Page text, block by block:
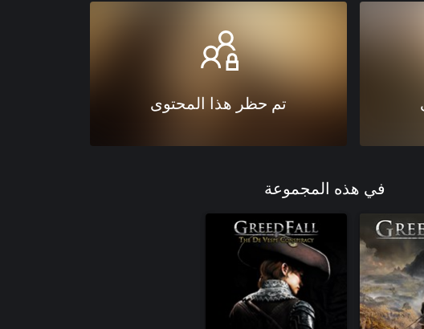
تم حظر هذا المحتوى
في هذه المجموعة